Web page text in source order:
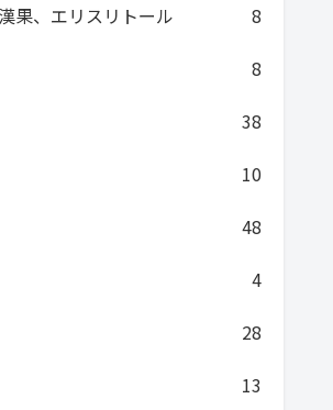
果、エリスリトール
8
8
38
10
48
4
28
13